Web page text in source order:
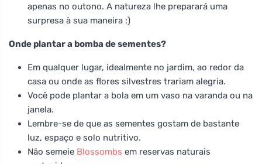
apenas no outono. A natureza lhe preparará uma
surpresa à sua maneira :)
Onde plantar a bomba de sementes?
Em qualquer lugar, idealmente no jardim, ao redor da
casa ou onde as flores silvestres trariam alegria.
Você pode plantar a bola em um vaso na varanda ou na
janela.
Lembre-se de que as sementes gostam de bastante
luz, espaço e solo nutritivo.
Não semeie Blossombs em reservas naturais